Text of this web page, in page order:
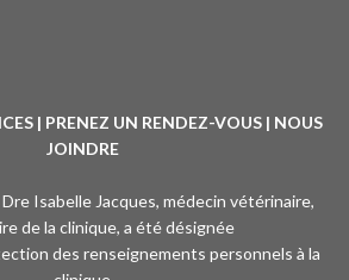
| PRENEZ UN RENDEZ-VOUS| NOUS
JOINDRE
Isabelle Jacques, médecin vétérinaire,
de la clinique, a été désignée
des renseignements personnels à la